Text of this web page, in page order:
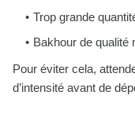
Trop grande
Bakhour de qualité
Pour éviter cela,
d’intensité avant de